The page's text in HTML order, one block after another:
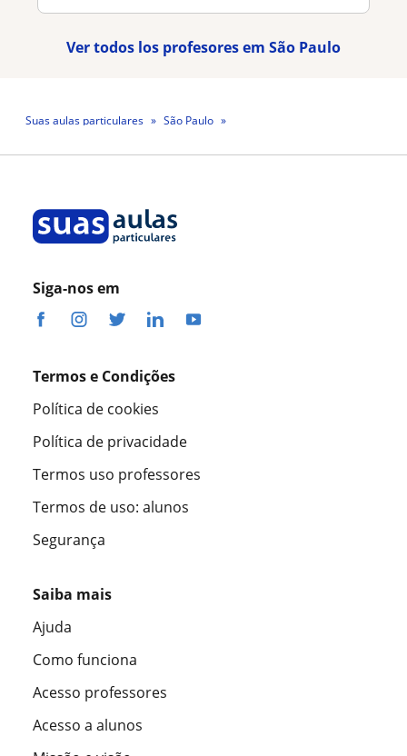
Ver todos los profesores em São Paulo
Suas aulas particulares
São Paulo
Siga-nos em
Termos e Condições
Política de cookies
Política de privacidade
Termos uso professores
Termos de uso: alunos
Segurança
Saiba mais
Ajuda
Como funciona
Acesso professores
Acesso a alunos